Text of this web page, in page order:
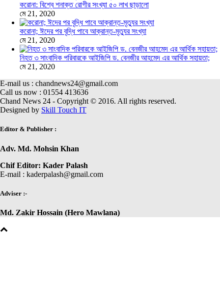
করোনা: বিশ্বে শনাক্ত রোগীর সংখ্যা ৫০ লাখ ছাড়ালো
মে 21, 2020
করোনা; ঈদের পর বৃদ্ধি পাবে আক্রান্ত-মৃত্যুর সংখ্যা
মে 21, 2020
নিহত ৩ সাংবাদিক পরিবারকে আইজিপি ড. বেনজীর আহমেদ এর আর্থিক সহায়তা;
মে 21, 2020
E-mail us : chandnews24@gmail.com
Call us now : 01554 413636
Chand News 24 - Copyright © 2016. All rights reserved.
Designed by Skill Touch IT
Editor & Publisher :
Adv. Md. Mohsin Khan
Chif Editor: Kader Palash
E-mail : kaderpalash@gmail.com
Adviser :-
Md. Zakir Hossain (Hero Mawlana)